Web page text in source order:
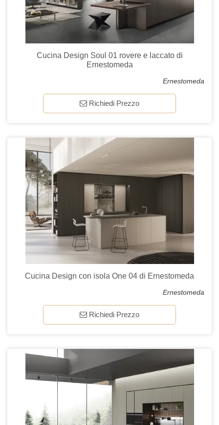
Cucina Design Soul 01 rovere e laccato di
Ernestomeda
Ernestomeda
Richiedi Prezzo
Cucina Design con isola One 04 di Ernestomeda
Ernestomeda
Richiedi Prezzo